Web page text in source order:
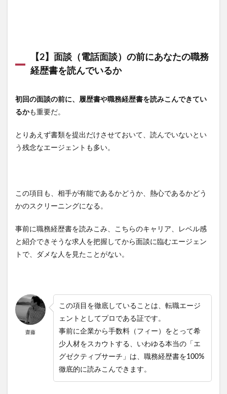
【2】面談（電話面談）の前にあなたの職務
経歴書を読んでいるか
初回の面談の前に、履歴書や職務経歴書を読みこんできてい
るかも重要だ。
とりあえず書類を提出だけさせておいて、読んでいないとい
う残念なエージェントも多い。
この項目も、相手が有能であるかどうか、熱心であるかどう
かのスクリーニングになる。
事前に職務経歴書を読みこみ、こちらのキャリア、レベル感
と紹介できそうな求人を把握してから面談に臨むエージェン
トで、ダメな人を見たことがない。
齋藤
この項目を徹底していることは、転職エージ
ェントとしてプロである証です。
事前に企業から手数料（フィー）をとって希
少人材をスカウトする、いわゆる本当の「エ
グゼクティブサーチ」は、職務経歴書を100%
徹底的に読みこんできます。